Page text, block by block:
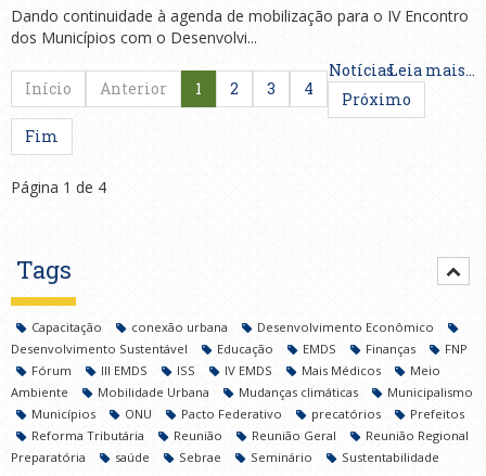
Dando continuidade à agenda de mobilização para o IV Encontro
dos Municípios com o Desenvolvi...
NotíciasLeia mais...
Início
Anterior 1 2 3 4
Próximo
Fim
Página 1 de 4
Tags
Capacitação conexão urbana
Desenvolvimento Econômico
Desenvolvimento Sustentável
Educação EMDS Finanças
FNP
Fórum
III EMDS ISS IV EMDS Mais Médicos
Meio
Ambiente
Mobilidade Urbana Mudanças climáticas
Municipalismo
Municípios
ONU Pacto Federativo precatórios
Prefeitos
Reforma Tributária
Reunião Reunião Geral
Reunião Regional
Preparatória
saúde Sebrae Seminário Sustentabilidade